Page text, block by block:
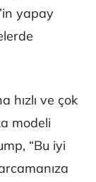
yapay
hızlı ve çok
modeli
“Bu iyi